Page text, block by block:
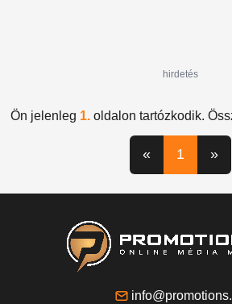
hirdetés
Ön jelenleg 1. oldalon tartózkodik.
« 1 »